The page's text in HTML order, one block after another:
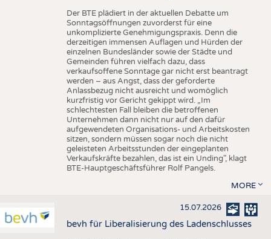
Der BTE plädiert in der aktuellen Debatte um
Sonntagsöffnungen zuvorderst für eine
unkomplizierte Genehmigungspraxis. Denn die
derzeitigen immensen Auflagen und Hürden der
einzelnen Bundesländer sowie der Städte und
Gemeinden führen vielfach dazu, dass
verkaufsoffene Sonntage gar nicht erst beantragt
werden – aus Angst, dass der geforderte
Anlassbezug nicht ausreicht und womöglich
kurzfristig vor Gericht gekippt wird. „Im
schlechtesten Fall bleiben die betroffenen
Unternehmen dann nicht nur auf den dafür
aufgewendeten Organisations- und Arbeitskosten
sitzen, sondern müssen sogar noch die nicht
geleisteten Arbeitsstunden der eingeplanten
Verkaufskräfte bezahlen, das ist ein Unding", klagt
BTE-Hauptgeschäftsführer Rolf Pangels.
MORE
15.07.2026
bevh für Liberalisierung des Ladenschlusses